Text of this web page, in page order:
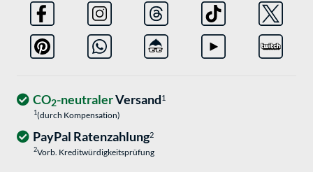
CO2-neutralerVersand1
1(durch Kompensation)
PayPal Ratenzahlung2
2Vorb. Kreditwürdigkeitsprüfung